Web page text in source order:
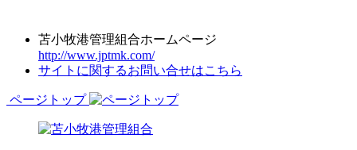
苫小牧港管理組合ホームページ
http://www.jptmk.com/
サイトに関するお問い合せはこちら
ページトップ